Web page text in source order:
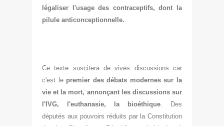
légaliser l'usage des contraceptifs, dont la
pilule anticonceptionnelle.
Ce texte suscitera de vives discussions car
c'est le premier des débats modernes sur la
vie et la mort, annonçant les discussions sur
l'IVG, l'euthanasie, la bioéthique . Des
députés aux pouvoirs réduits par la Constitution